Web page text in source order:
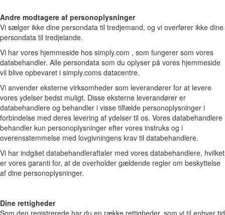
Andre modtagere af personoplysninger
Vi sælger ikke dine persondata til tredjemand, og vi overfører ikke dine
persondata til tredjelande.
Vi har vores hjemmeside hos simply.com , som fungerer som vores
databehandler. Alle persondata som du oplyser på vores hjemmeside
vil blive opbevaret i simply.coms datacentre.
Vi anvender eksterne virksomheder som leverandører for at levere
vores ydelser bedst muligt. Disse eksterne leverandører er
databehandlere og behandler i visse tilfælde personoplysninger i
forbindelse med deres levering af ydelser til os. Vores databehandlere
behandler kun personoplysninger efter vores instruks og i
overensstemmelse med lovgivningens krav til databehandlere.
Vi har indgået databehandleraftaler med vores databehandlere, hvilket
er vores garanti for, at de overholder gældende regler om beskyttelse
af dine personoplysninger.
Dine rettigheder
Som den registrerede har du en række rettigheder, som vi til enhver tid